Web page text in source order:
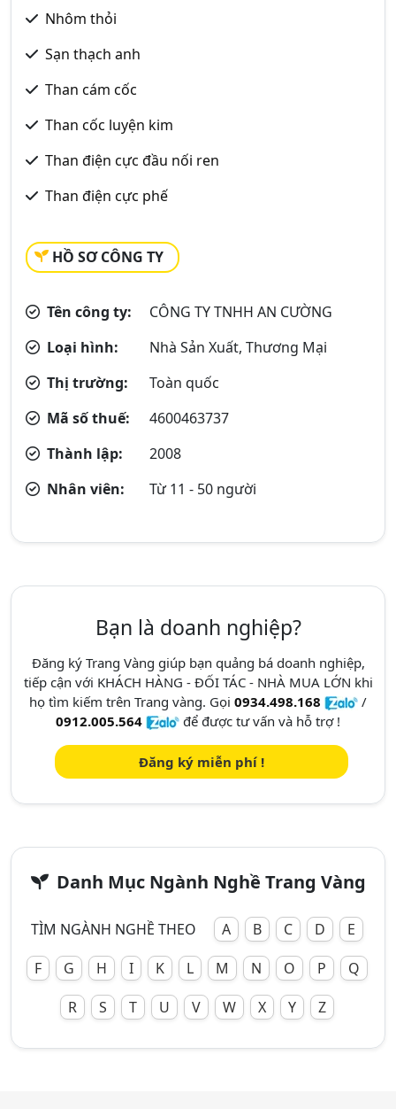
Nhôm thỏi
Sạn thạch anh
Than cám cốc
Than cốc luyện kim
Than điện cực đầu nối ren
Than điện cực phế
HỒ SƠ CÔNG TY
Tên công ty:
CÔNG TY TNHH AN CƯỜNG
Loại hình:
Nhà Sản Xuất, Thương Mại
Thị trường:
Toàn quốc
Mã số thuế:
4600463737
Thành lập:
2008
Nhân viên:
Từ 11 - 50 người
Bạn là doanh nghiệp?
Đăng ký Trang Vàng giúp bạn quảng bá doanh nghiệp,
tiếp cận với KHÁCH HÀNG - ĐỐI TÁC - NHÀ MUA LỚN khi
họ tìm kiếm trên Trang vàng. Gọi 0934.498.168
/
0912.005.564
để được tư vấn và hỗ trợ !
Đăng ký miễn phí !
Danh Mục Ngành Nghề Trang Vàng
TÌM NGÀNH NGHỀ THEO A B C D
E
F
G H I K L M N O P
Q
R
S T U V W X Y Z